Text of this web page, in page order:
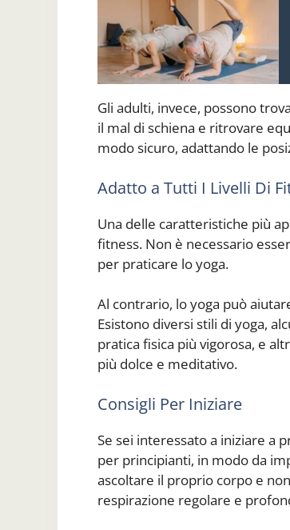
Gli adulti, invece, possono
il mal di schiena e ritrovare
modo sicuro, adattando le
Adatto a Tutti I Livelli Di
Una delle caratteristiche più
fitness. Non è necessario
per praticare lo yoga.
Al contrario, lo yoga può
Esistono diversi stili di yoga,
pratica fisica più vigorosa, e
più dolce e meditativo.
Consigli Per Iniziare
Se sei interessato a iniziare a
per principianti, in modo da
ascoltare il proprio corpo e
respirazione regolare e